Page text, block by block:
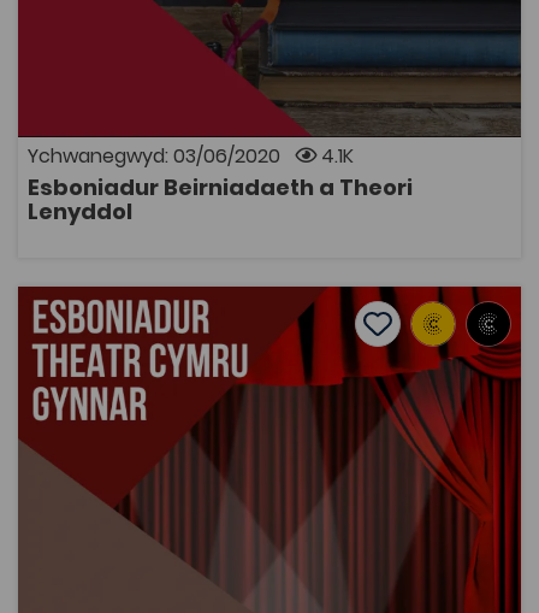
Ychwanegwyd: 03/06/2020 4.1K
Esboniadur Beirniadaeth a Theori
Lenyddol
Dyma'r Esboniadur cynhwysfawr cyntaf yn y maes yn
y Gymraeg, yn cynnwys cofnodion ar y prif feirniaid a’r
prif theorïwyr yng Nghymru a thu hwnt, symudiadau
hen a newydd ynghyd â dyfeisiau llenyddol.
AGOR
Esboniadur Theatr Cymru Gynnar
Add to favourites
Add to favourites
Esboniadur Theatr Cymru Gynnar
1.9K
Esboniadur
Adnodd Coleg Cymraeg
Cofnodion ar ddramodwyr Cymreig a fu'n weithgar yn
ystod yr hanner canrif rhwng 1880 a 1940, pob un â
llyfryddiaeth lawn. R. G. Berry D. T. Davies Eic Davies J.